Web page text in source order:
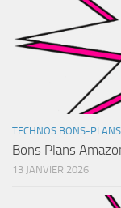
TECHNOS BONS-PLANS
Bons Plans
13 JANVIER 2026